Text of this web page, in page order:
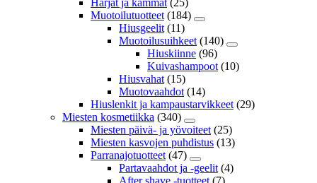
Harjat ja kammat (25)
Muotoilutuotteet (184)
Hiusgeelit (11)
Muotoilusuihkeet (140)
Hiuskiinne (96)
Kuivashampoot (10)
Hiusvahat (15)
Muotovaahdot (14)
Hiuslenkit ja kampaustarvikkeet (29)
Miesten kosmetiikka (340)
Miesten päivä- ja yövoiteet (25)
Miesten kasvojen puhdistus (13)
Parranajotuotteet (47)
Partavaahdot ja -geelit (4)